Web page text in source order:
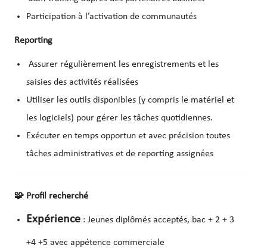
Participation à l’activation de communautés
Reporting
Assurer régulièrement les enregistrements et les
saisies des activités réalisées
Utiliser les outils disponibles (y compris le matériel et
les logiciels) pour gérer les tâches quotidiennes.
Exécuter en temps opportun et avec précision toutes
tâches administratives et de reporting assignées
🧩 Profil recherché
Expérience : Jeunes diplômés acceptés, bac + 2 + 3
+4 +5 avec appétence commerciale